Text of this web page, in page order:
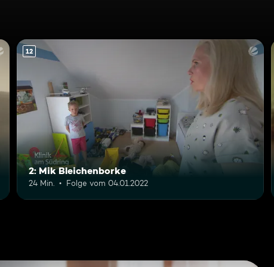
12
2: Mik Bleichenborke
24 Min. Folge vom 04.01.2022